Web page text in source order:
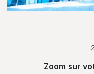
Zoom sur